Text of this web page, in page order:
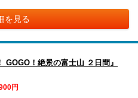
を見る
GOGO！絶景の富士山 ２日間』
円